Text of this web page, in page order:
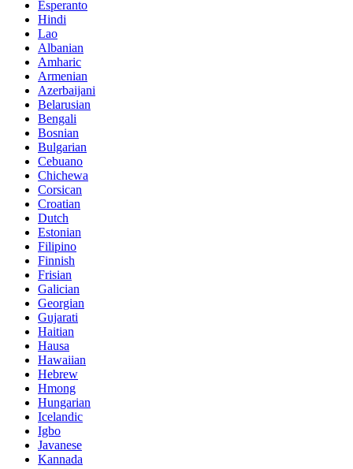
Esperanto
Hindi
Lao
Albanian
Amharic
Armenian
Azerbaijani
Belarusian
Bengali
Bosnian
Bulgarian
Cebuano
Chichewa
Corsican
Croatian
Dutch
Estonian
Filipino
Finnish
Frisian
Galician
Georgian
Gujarati
Haitian
Hausa
Hawaiian
Hebrew
Hmong
Hungarian
Icelandic
Igbo
Javanese
Kannada